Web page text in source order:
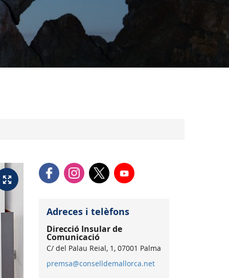
Adreces i telèfons
Direcció Insular de
Comunicació
C/ del Palau Reial, 1, 07001 Palma
premsa@conselldemallorca.net